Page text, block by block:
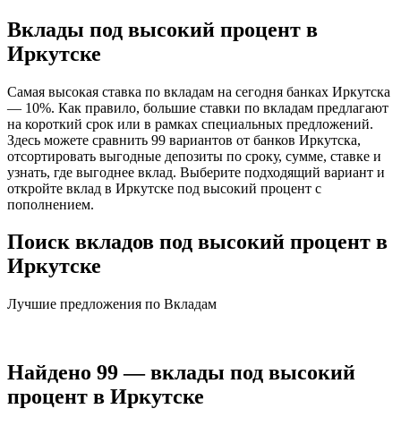
Вклады под высокий процент в
Иркутске
Самая высокая ставка по вкладам на сегодня банках Иркутска
— 10%. Как правило, большие ставки по вкладам предлагают
на короткий срок или в рамках специальных предложений.
Здесь можете сравнить 99 вариантов от банков Иркутска,
отсортировать выгодные депозиты по сроку, сумме, ставке и
узнать, где выгоднее вклад. Выберите подходящий вариант и
откройте вклад в Иркутске под высокий процент с
пополнением.
Поиск вкладов под высокий процент в
Иркутске
Лучшие предложения по Вкладам
Найдено 99 — вклады под высокий
процент в Иркутске